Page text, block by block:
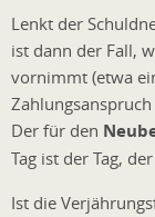
Lenkt der
ist dann der Fall,
vornimmt (etwa
Der für den
Tag ist der Tag,
Ist die